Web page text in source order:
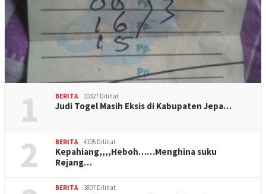
1 BERITA 10327 Dilihat
Judi Togel Masih Eksis di Kabupaten Jepa…
2 BERITA 4105 Dilihat
Kepahiang,,,,Heboh……Menghina suku
Rejang…
BERITA 3807 Dilihat